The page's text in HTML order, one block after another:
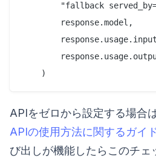
"fallback
        response.model,
APIをゼロから設定する場合は
APIの使用方法に関するガイ
び出しが機能したらこのチェ